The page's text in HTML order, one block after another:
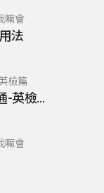
嘛會
法
檢篇
超級英語通-英檢篇 035 Weekend Trip- 週末旅遊
嘛會